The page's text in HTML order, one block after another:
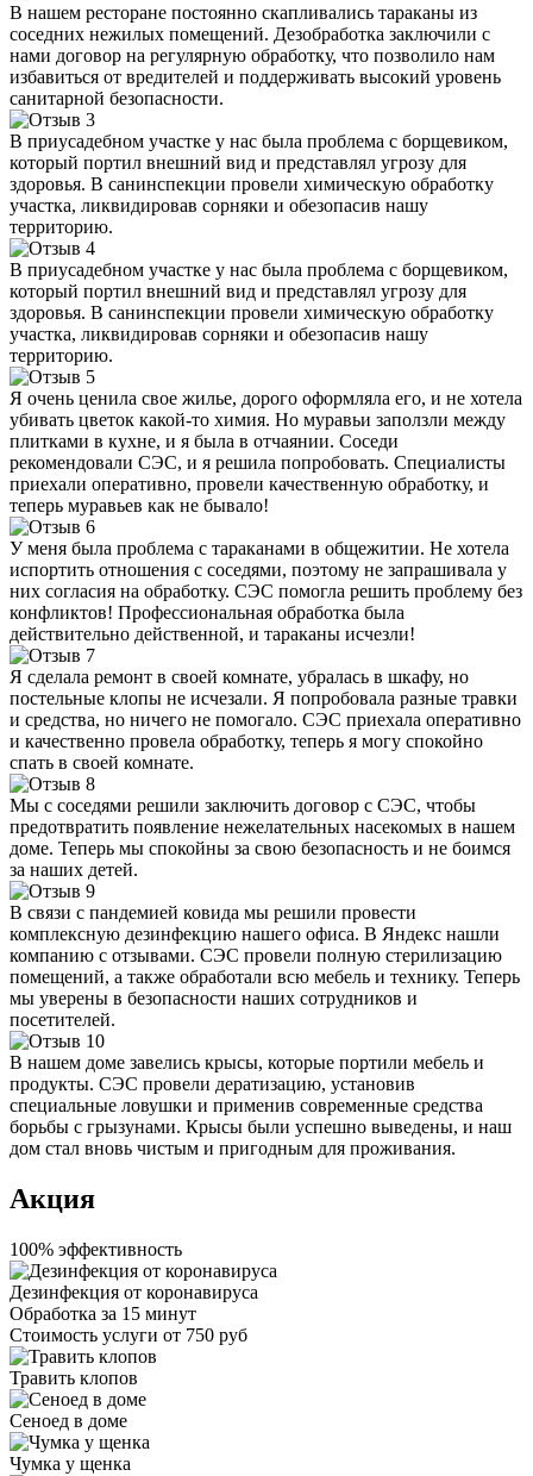
В нашем ресторане постоянно скапливались тараканы из
соседних нежилых помещений. Дезобработка заключили с
нами договор на регулярную обработку, что позволило нам
избавиться от вредителей и поддерживать высокий уровень
санитарной безопасности.
В приусадебном участке у нас была проблема с борщевиком,
который портил внешний вид и представлял угрозу для
здоровья. В санинспекции провели химическую обработку
участка, ликвидировав сорняки и обезопасив нашу
территорию.
В приусадебном участке у нас была проблема с борщевиком,
который портил внешний вид и представлял угрозу для
здоровья. В санинспекции провели химическую обработку
участка, ликвидировав сорняки и обезопасив нашу
территорию.
Я очень ценила свое жилье, дорого оформляла его, и не хотела
убивать цветок какой-то химия. Но муравьи заползли между
плитками в кухне, и я была в отчаянии. Соседи
рекомендовали СЭС, и я решила попробовать. Специалисты
приехали оперативно, провели качественную обработку, и
теперь муравьев как не бывало!
У меня была проблема с тараканами в общежитии. Не хотела
испортить отношения с соседями, поэтому не запрашивала у
них согласия на обработку. СЭС помогла решить проблему без
конфликтов! Профессиональная обработка была
действительно действенной, и тараканы исчезли!
Я сделала ремонт в своей комнате, убралась в шкафу, но
постельные клопы не исчезали. Я попробовала разные травки
и средства, но ничего не помогало. СЭС приехала оперативно
и качественно провела обработку, теперь я могу спокойно
спать в своей комнате.
Мы с соседями решили заключить договор с СЭС, чтобы
предотвратить появление нежелательных насекомых в нашем
доме. Теперь мы спокойны за свою безопасность и не боимся
за наших детей.
В связи с пандемией ковида мы решили провести
комплексную дезинфекцию нашего офиса. В Яндекс нашли
компанию с отзывами. СЭС провели полную стерилизацию
помещений, а также обработали всю мебель и технику. Теперь
мы уверены в безопасности наших сотрудников и
посетителей.
В нашем доме завелись крысы, которые портили мебель и
продукты. СЭС провели дератизацию, установив
специальные ловушки и применив современные средства
борьбы с грызунами. Крысы были успешно выведены, и наш
дом стал вновь чистым и пригодным для проживания.
Акция
100% эффективность
Дезинфекция от коронавируса
Обработка за 15 минут
Стоимость услуги от 750 руб
Травить клопов
Сеноед в доме
Чумка у щенка